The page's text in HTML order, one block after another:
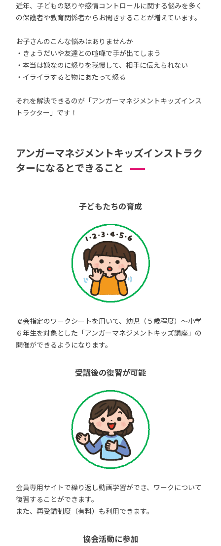
近年、子どもの怒りや感情コントロールに関する悩みを多く
の保護者や教育関係者からお聞きすることが増えています。
お子さんのこんな悩みはありませんか
・きょうだいや友達との喧嘩で手が出てしまう
・本当は嫌なのに怒りを我慢して、相手に伝えられない
・イライラすると物にあたって怒る
それを解決できるのが「アンガーマネジメントキッズインス
トラクター」です！
アンガーマネジメントキッズインストラク
ターになるとできること
子どもたちの育成
協会指定のワークシートを用いて、幼児（５歳程度）～小学
６年生を対象とした「アンガーマネジメントキッズ講座」の
開催ができるようになります。
受講後の復習が可能
会員専用サイトで繰り返し動画学習ができ、ワークについて
復習することができます。
また、再受講制度（有料）も利用できます。
協会活動に参加